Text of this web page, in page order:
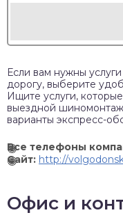
Если вам нужны
дорогу, выберите
Ищите услуги,
выездной
варианты экспресс-
Все телефоны
Сайт: http://
Офис и